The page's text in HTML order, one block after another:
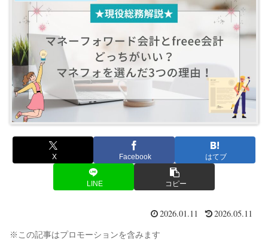
X Facebook はてブ
LINE コピー
2026.01.11 2026.05.11
※この記事はプロモーションを含みます